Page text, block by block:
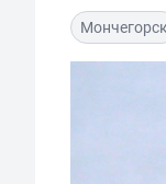
Мончегорск